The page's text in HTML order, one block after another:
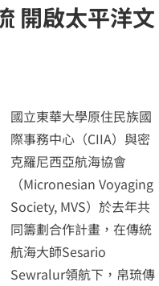
開啟太平洋文
國立東華大學原住民族國
際事務中心（CIIA）與密
克羅尼西亞航海協會
（Micronesian Voyaging
Society, MVS）於去年共
同籌劃合作計畫，在傳統
航海大師Sesario
Sewralur領航下，帛琉傳